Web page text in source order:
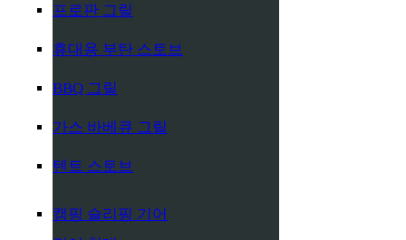
프로판 그릴
휴대용 부탄 스토브
BBQ 그릴
가스 바베큐 그릴
텐트 스토브
캠핑 슬리핑 기어